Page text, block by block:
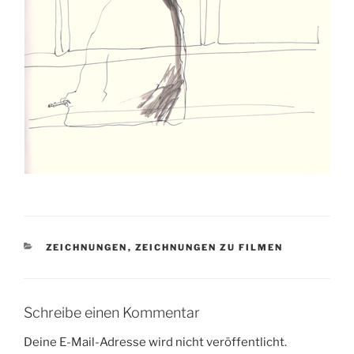
KATEGORIEN
ZEICHNUNGEN , ZEICHNUNGEN ZU FILMEN
Schreibe einen Kommentar
Deine E-Mail-Adresse wird nicht veröffentlicht.